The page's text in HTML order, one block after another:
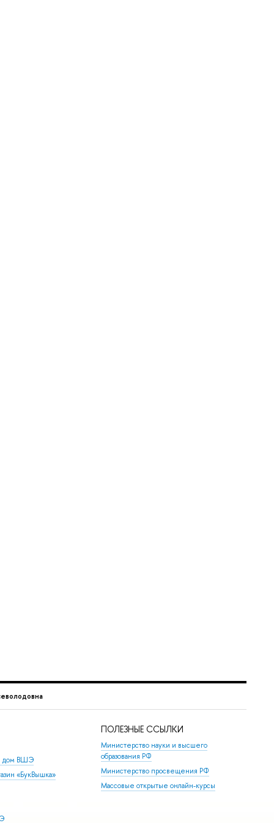
дом ВШЭ
«БукВышка»
ПОЛЕЗНЫЕ ССЫЛКИ
Министерство науки и высшего
образования РФ
Министерство просвещения РФ
Массовые открытые онлайн-курсы